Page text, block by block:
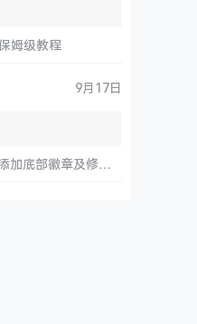
姆级教程
9月17日
章及修改链接和运行时间